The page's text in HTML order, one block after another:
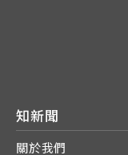
知新聞
關於我們